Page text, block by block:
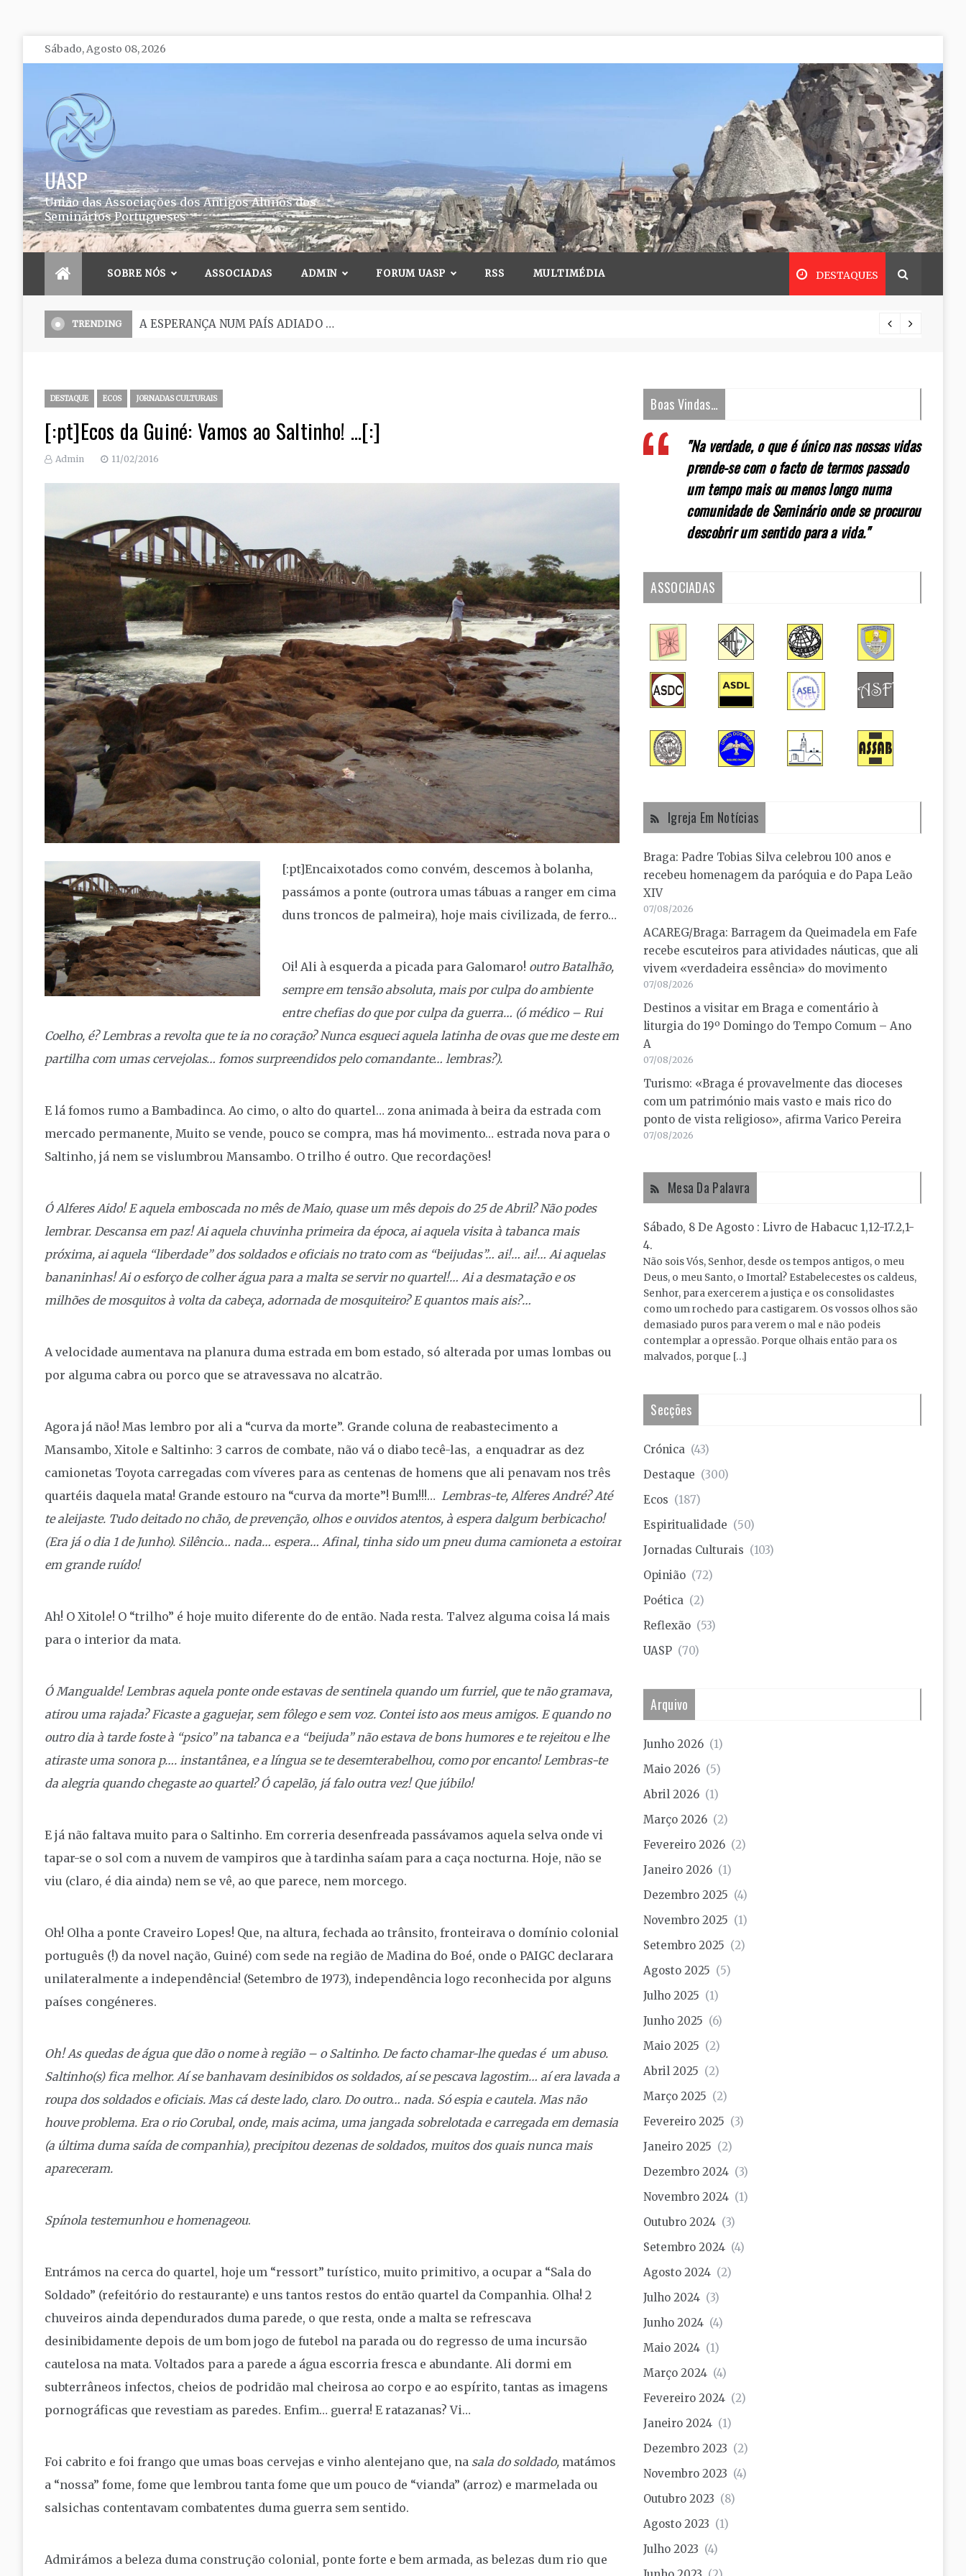
Skip
to
Sábado, Agosto 08, 2026
UASP
União das Associações dos Antigos Alunos dos
Seminários Portugueses
SOBRE NÓS ASSOCIADAS ADMIN FORUM UASP RSS MULTIMÉDIA DESTAQUES
TRENDING O Seminário, uma grande escola de formação.
DESTAQUE ECOS JORNADAS CULTURAIS
[:pt]Ecos da Guiné: Vamos ao Saltinho! …[:]
Admin 11/02/2016
[:pt]Encaixotados como convém, descemos à bolanha,
passámos a ponte (outrora umas tábuas a ranger em cima
duns troncos de palmeira), hoje mais civilizada, de ferro…
Oi! Ali à esquerda a picada para Galomaro! outro Batalhão,
sempre em tensão absoluta, mais por culpa do ambiente
entre chefias do que por culpa da guerra… (ó médico – Rui
Coelho, é? Lembras a revolta que te ia no coração? Nunca esqueci aquela latinha de ovas que me deste em
partilha com umas cervejolas… fomos surpreendidos pelo comandante… lembras?).
E lá fomos rumo a Bambadinca. Ao cimo, o alto do quartel… zona animada à beira da estrada com
mercado permanente, Muito se vende, pouco se compra, mas há movimento… estrada nova para o
Saltinho, já nem se vislumbrou Mansambo. O trilho é outro. Que recordações!
Ó Alferes Aido! E aquela emboscada no mês de Maio, quase um mês depois do 25 de Abril? Não podes
lembrar. Descansa em paz! Ai aquela chuvinha primeira da época, ai aquela visita à tabanca mais
próxima, ai aquela “liberdade” dos soldados e oficiais no trato com as “beijudas”… ai!… ai!… Ai aquelas
bananinhas! Ai o esforço de colher água para a malta se servir no quartel!… Ai a desmatação e os
milhões de mosquitos à volta da cabeça, adornada de mosquiteiro? E quantos mais ais?…
A velocidade aumentava na planura duma estrada em bom estado, só alterada por umas lombas ou
por alguma cabra ou porco que se atravessava no alcatrão.
Agora já não! Mas lembro por ali a “curva da morte”. Grande coluna de reabastecimento a
Mansambo, Xitole e Saltinho: 3 carros de combate, não vá o diabo tecê-las, a enquadrar as dez
camionetas Toyota carregadas com víveres para as centenas de homens que ali penavam nos três
quartéis daquela mata! Grande estouro na “curva da morte”! Bum!!!… Lembras-te, Alferes André? Até
te aleijaste. Tudo deitado no chão, de prevenção, olhos e ouvidos atentos, à espera dalgum berbicacho!
(Era já o dia 1 de Junho). Silêncio… nada… espera… Afinal, tinha sido um pneu duma camioneta a estoirar
em grande ruído!
Ah! O Xitole! O “trilho” é hoje muito diferente do de então. Nada resta. Talvez alguma coisa lá mais
para o interior da mata.
Ó Mangualde! Lembras aquela ponte onde estavas de sentinela quando um furriel, que te não gramava,
atirou uma rajada? Ficaste a gaguejar, sem fôlego e sem voz. Contei isto aos meus amigos. E quando no
outro dia à tarde foste à “psico” na tabanca e a “beijuda” não estava de bons humores e te rejeitou e lhe
atiraste uma sonora p…. instantânea, e a língua se te desemterabelhou, como por encanto! Lembras-te
da alegria quando chegaste ao quartel? Ó capelão, já falo outra vez! Que júbilo!
E já não faltava muito para o Saltinho. Em correria desenfreada passávamos aquela selva onde vi
tapar-se o sol com a nuvem de vampiros que à tardinha saíam para a caça nocturna. Hoje, não se
viu (claro, é dia ainda) nem se vê, ao que parece, nem morcego.
Oh! Olha a ponte Craveiro Lopes! Que, na altura, fechada ao trânsito, fronteirava o domínio colonial
português (!) da novel nação, Guiné) com sede na região de Madina do Boé, onde o PAIGC declarara
unilateralmente a independência! (Setembro de 1973), independência logo reconhecida por alguns
países congéneres.
Oh! As quedas de água que dão o nome à região – o Saltinho. De facto chamar-lhe quedas é um abuso.
Saltinho(s) fica melhor. Aí se banhavam desinibidos os soldados, aí se pescava lagostim… aí era lavada a
roupa dos soldados e oficiais. Mas cá deste lado, claro. Do outro… nada. Só espia e cautela. Mas não
houve problema. Era o rio Corubal, onde, mais acima, uma jangada sobrelotada e carregada em demasia
(a última duma saída de companhia), precipitou dezenas de soldados, muitos dos quais nunca mais
apareceram.
Spínola testemunhou e homenageou.
Entrámos na cerca do quartel, hoje um “ressort” turístico, muito primitivo, a ocupar a “Sala do
Soldado” (refeitório do restaurante) e uns tantos restos do então quartel da Companhia. Olha! 2
chuveiros ainda dependurados duma parede, o que resta, onde a malta se refrescava
desinibidamente depois de um bom jogo de futebol na parada ou do regresso de uma incursão
cautelosa na mata. Voltados para a parede a água escorria fresca e abundante. Ali dormi em
subterrâneos infectos, cheios de podridão mal cheirosa ao corpo e ao espírito, tantas as imagens
pornográficas que revestiam as paredes. Enfim… guerra! E ratazanas? Vi…
Foi cabrito e foi frango que umas boas cervejas e vinho alentejano que, na sala do soldado, matámos
a “nossa” fome, fome que lembrou tanta fome que um pouco de “vianda” (arroz) e marmelada ou
salsichas contentavam combatentes duma guerra sem sentido.
Admirámos a beleza duma construção colonial, ponte forte e bem armada, as belezas dum rio que
Boas Vindas…
"Na verdade, o que é único nas nossas vidas
prende-se com o facto de termos passado
um tempo mais ou menos longo numa
comunidade de Seminário onde se procurou
descobrir um sentido para a vida."
ASSOCIADAS
Igreja Em Notícias
Braga: Padre Tobias Silva celebrou 100 anos e
recebeu homenagem da paróquia e do Papa Leão
XIV
07/08/2026
ACAREG/Braga: Barragem da Queimadela em Fafe
recebe escuteiros para atividades náuticas, que ali
vivem «verdadeira essência» do movimento
07/08/2026
Destinos a visitar em Braga e comentário à
liturgia do 19º Domingo do Tempo Comum – Ano
A
07/08/2026
Turismo: «Braga é provavelmente das dioceses
com um património mais vasto e mais rico do
ponto de vista religioso», afirma Varico Pereira
07/08/2026
Mesa Da Palavra
Sábado, 8 De Agosto : Livro de Habacuc 1,12-17.2,1-
4.
Não sois Vós, Senhor, desde os tempos antigos, o meu
Deus, o meu Santo, o Imortal? Estabelecestes os caldeus,
Senhor, para exercerem a justiça e os consolidastes
como um rochedo para castigarem. Os vossos olhos são
demasiado puros para verem o mal e não podeis
contemplar a opressão. Porque olhais então para os
malvados, porque […]
Secções
Crónica (43)
Destaque (300)
Ecos (187)
Espiritualidade (50)
Jornadas Culturais (103)
Opinião (72)
Poética (2)
Reflexão (53)
UASP (70)
Arquivo
Junho 2026 (1)
Maio 2026 (5)
Abril 2026 (1)
Março 2026 (2)
Fevereiro 2026 (2)
Janeiro 2026 (1)
Dezembro 2025 (4)
Novembro 2025 (1)
Setembro 2025 (2)
Agosto 2025 (5)
Julho 2025 (1)
Junho 2025 (6)
Maio 2025 (2)
Abril 2025 (2)
Março 2025 (2)
Fevereiro 2025 (3)
Janeiro 2025 (2)
Dezembro 2024 (3)
Novembro 2024 (1)
Outubro 2024 (3)
Setembro 2024 (4)
Agosto 2024 (2)
Julho 2024 (3)
Junho 2024 (4)
Maio 2024 (1)
Março 2024 (4)
Fevereiro 2024 (2)
Janeiro 2024 (1)
Dezembro 2023 (2)
Novembro 2023 (4)
Outubro 2023 (8)
Agosto 2023 (1)
Julho 2023 (4)